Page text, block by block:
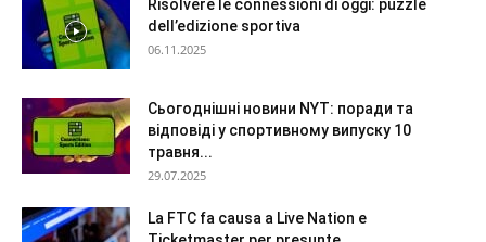
Risolvere le connessioni di oggi: puzzle
dell’edizione sportiva
06.11.2025
Сьогоднішні новини NYT: поради та
відповіді у спортивному випуску 10
травня...
29.07.2025
La FTC fa causa a Live Nation e